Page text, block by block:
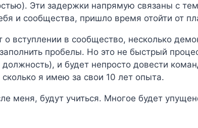
Эти задержки напрямую связаны с
и сообщества, пришло время отойти от
вступлении в сообщество, несколько
пробелы. Но это не быстрый
должность), и будет непросто довести
я имею за свои 10 лет опыта.
меня, будут учиться. Многое будет